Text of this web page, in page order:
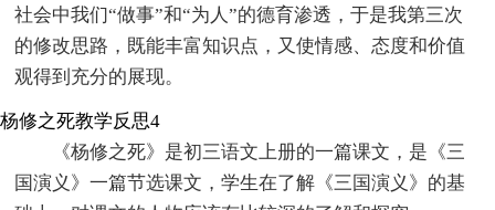
社会中我们“做事”和“为人”的德育渗透，于是我第三次
的修改思路，既能丰富知识点，又使情感、态度和价值
观得到充分的展现。
杨修之死教学反思4
《杨修之死》是初三语文上册的一篇课文，是《三
国演义》一篇节选课文，学生在了解《三国演义》的基